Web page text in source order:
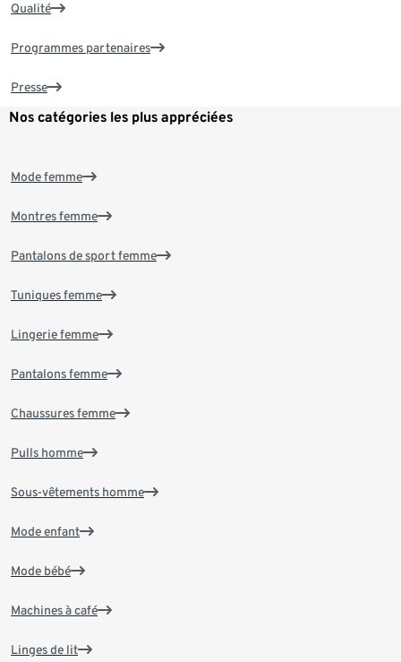
Qualité
Programmes partenaires
Presse
Nos catégories les plus appréciées
Mode femme
Montres femme
Pantalons de sport femme
Tuniques femme
Lingerie femme
Pantalons femme
Chaussures femme
Pulls homme
Sous-vêtements homme
Mode enfant
Mode bébé
Machines à café
Linges de lit